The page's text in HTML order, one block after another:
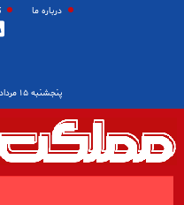
درباره ما
پنجشنبه ۱۵ مرداد ۱۴۰۵